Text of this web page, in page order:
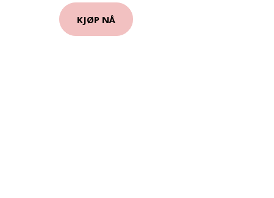
KJØP NÅ